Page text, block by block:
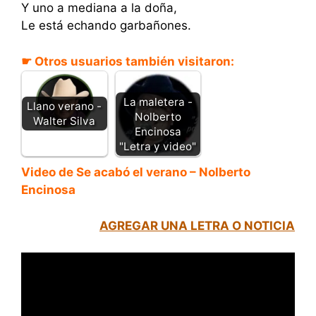
Y uno a mediana a la doña,
Le está echando garbañones.
☛ Otros usuarios también visitaron:
Llano verano -
Walter Silva
La maletera -
Nolberto
Encinosa
"Letra y video"
Video de Se acabó el verano – Nolberto
Encinosa
AGREGAR UNA LETRA O NOTICIA